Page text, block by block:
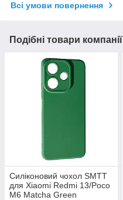
Всі умови повернення
Подібні товари компанії
Силіконовий чохол SMTT
для Xiaomi Redmi 13/Poco
M6 Matcha Green